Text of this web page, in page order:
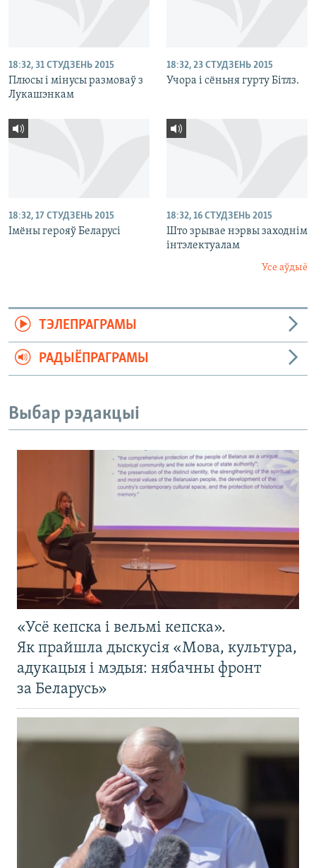
18:32, 31 СТУДЗЕНЬ 2015
Плюсы і мінусы размоваў з
Лукашэнкам
18:32, 23 СТУДЗЕНЬ 2015
Учора і сёньня гурту Бітлз.
18:32, 17 СТУДЗЕНЬ 2015
Імёны герояў Беларусі
18:32, 16 СТУДЗЕНЬ 2015
Што зрывае нэрвы заходнім
інтэлектуалам
Усе аўдыё
ТЭЛЕПРАГРАМЫ
РАДЫЁПРАГРАМЫ
Выбар рэдакцыі
«Усё кепска і вельмі кепска».
Як прайшла дыскусія «Мова, культура,
адукацыя і мэдыя: нябачны фронт
за Беларусь»